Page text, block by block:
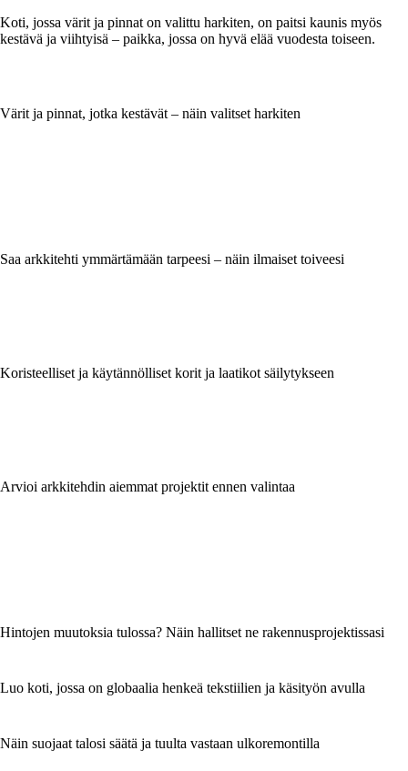
Koti, jossa värit ja pinnat on valittu harkiten, on paitsi kaunis myös
kestävä ja viihtyisä – paikka, jossa on hyvä elää vuodesta toiseen.
Värit ja pinnat, jotka kestävät – näin valitset harkiten
Saa arkkitehti ymmärtämään tarpeesi – näin ilmaiset toiveesi
Koristeelliset ja käytännölliset korit ja laatikot säilytykseen
Arvioi arkkitehdin aiemmat projektit ennen valintaa
Hintojen muutoksia tulossa? Näin hallitset ne rakennusprojektissasi
Luo koti, jossa on globaalia henkeä tekstiilien ja käsityön avulla
Näin suojaat talosi säätä ja tuulta vastaan ulkoremontilla